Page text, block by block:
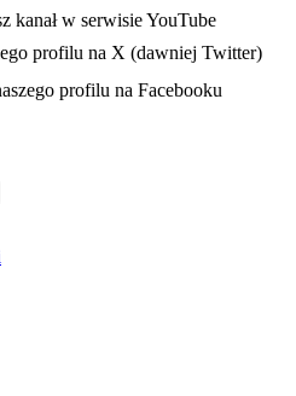
w nowej karcie
kanał w serwisie YouTube
profilu na X (dawniej Twitter)
w nowej karcieprofilu na Facebooku